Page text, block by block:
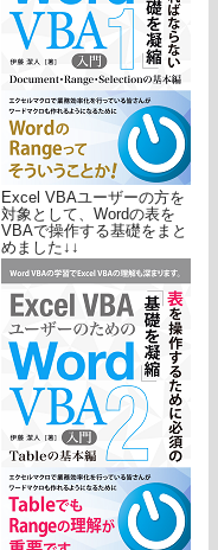
Excel VBAユーザーの方を
対象として、Wordの表を
VBAで操作する基礎をまと
めました↓↓